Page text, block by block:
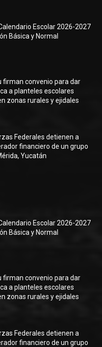
Escolar 2026-2027
Básica y Normal
firman convenio para dar
a planteles escolares
zonas rurales y ejidales
Federales detienen a
financiero de un grupo
Yucatán
Escolar 2026-2027
Básica y Normal
firman convenio para dar
a planteles escolares
zonas rurales y ejidales
Federales detienen a
financiero de un grupo